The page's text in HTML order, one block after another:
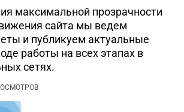
максимальной прозрачности
сайта мы ведем
и публикуем актуальные
работы на всех этапах в
сетях.